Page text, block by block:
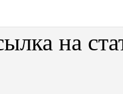
на